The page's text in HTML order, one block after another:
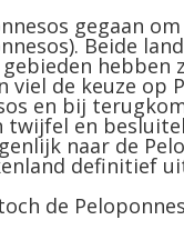
gegaan
Beide
hebben
viel de keuze op
en bij
twijfel en
naar de
definitief
de